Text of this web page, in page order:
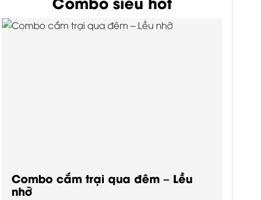
Combo cắm trại qua đêm – Lều
nhỡ